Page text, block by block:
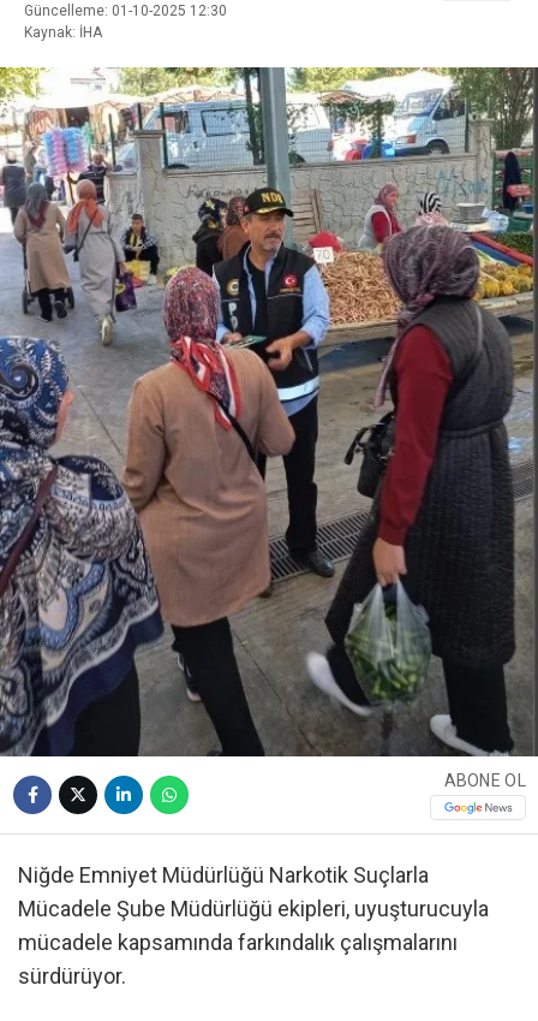
Güncelleme: 01-10-2025 12:30
Kaynak: İHA
ABONE OL
Niğde Emniyet Müdürlüğü Narkotik Suçlarla
Mücadele Şube Müdürlüğü ekipleri, uyuşturucuyla
mücadele kapsamında farkındalık çalışmalarını
sürdürüyor.